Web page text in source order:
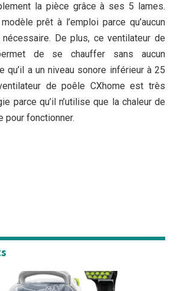
la pièce grâce à ses 5 lames.
prêt à l’emploi parce qu’aucun
nécessaire. De plus, ce ventilateur de
de se chauffer sans aucun
qu’il a un niveau sonore inférieur à 25
de poêle CXhome est très
parce qu’il n’utilise que la chaleur de
pour fonctionner.